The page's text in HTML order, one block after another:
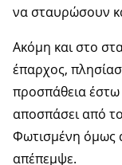
να σταυρώσουν
Ακόμη και στο
έπαρχος,
προσπάθεια έστω
αποσπάσει από
Φωτισμένη όμως
απέπεμψε.